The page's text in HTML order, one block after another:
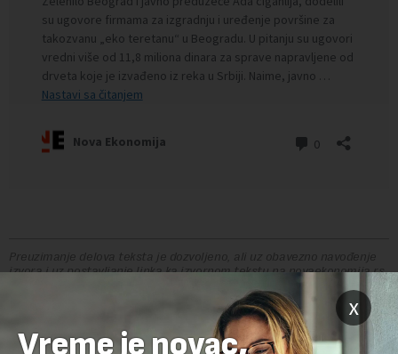
Preuzimanje delova teksta je dozvoljeno, ali uz obavezno navođenje
izvora i uz postavljanje linka ka izvornom tekstu na novaekonomija.rs
ADA CIGANLIJA BEOGRAD GRAĐEVINARSTVO URBANIZAM
x
Vreme je novac,